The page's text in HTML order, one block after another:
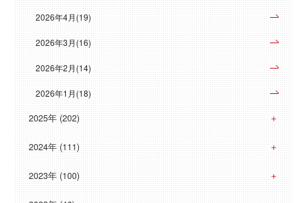
2026年4月(19)
2026年3月(16)
2026年2月(14)
2026年1月(18)
2025年 (202)
2024年 (111)
2023年 (100)